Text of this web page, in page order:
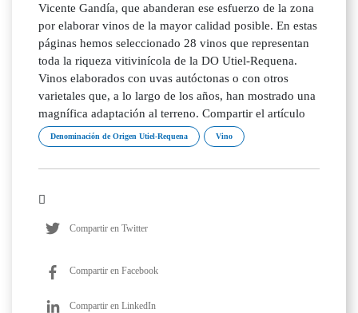
Vicente Gandía, que abanderan ese esfuerzo de la zona
por elaborar vinos de la mayor calidad posible. En estas
páginas hemos seleccionado 28 vinos que representan
toda la riqueza vitivinícola de la DO Utiel-Requena.
Vinos elaborados con uvas autóctonas o con otros
varietales que, a lo largo de los años, han mostrado una
magnífica adaptación al terreno. Compartir el artículo
Denominación de Origen Utiel-Requena Vino
Compartir en Twitter
Compartir en Facebook
Compartir en LinkedIn